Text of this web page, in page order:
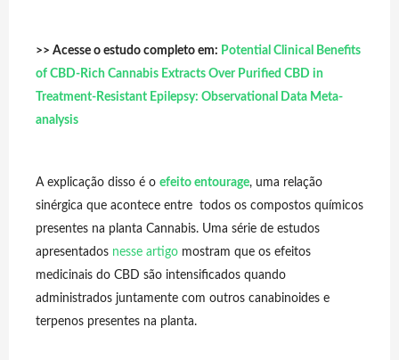
>> Acesse o estudo completo em: Potential Clinical Benefits
of CBD-Rich Cannabis Extracts Over Purified CBD in
Treatment-Resistant Epilepsy: Observational Data Meta-
analysis
A explicação disso é o efeito entourage, uma relação
sinérgica que acontece entre todos os compostos químicos
presentes na planta Cannabis. Uma série de estudos
apresentados nesse artigo mostram que os efeitos
medicinais do CBD são intensificados quando
administrados juntamente com outros canabinoides e
terpenos presentes na planta.